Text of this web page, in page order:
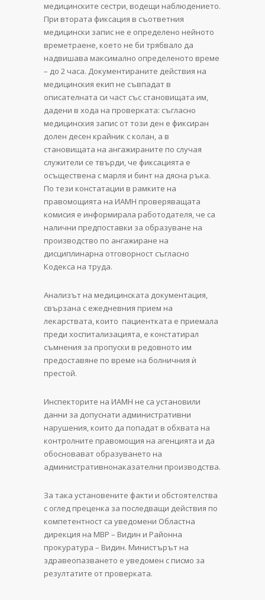
медицинските сестри, водещи наблюдението.
При втората фиксация в съответния
медицински запис не е определeно нейното
времетраене, което не би трябвало да
надвишава максимално определеното време
– до 2 часа. Документираните действия на
медицинския екип не съвпадат в
описателната си част със становищата им,
дадени в хода на проверката: съгласно
медицинския запис от този ден е фиксиран
долен десен крайник с колан, а в
становищата на ангажираните по случая
служители се твърди, че фиксацията е
осъществена с марля и бинт на дясна ръка.
По тези констатации в рамките на
правомощията на ИАМН проверяващата
комисия е информирала работодателя, че са
налични предпоставки за образуване на
производство по ангажиране на
дисциплинарна отговорност съгласно
Кодекса на труда.
Анализът на медицинската документация,
свързана с ежедневния прием на
лекарствата, които пациентката е приемала
преди хоспитализацията, е констатирал
съмнения за пропуски в редовното им
предоставяне по време на болничния ѝ
престой.
Инспекторите на ИАМН не са установили
данни за допуснати административни
нарушения, които да попадат в обхвата на
контролните правомощия на агенцията и да
обосновават образуването на
административнонаказателни производства.
За така установените факти и обстоятелства
с оглед преценка за последващи действия по
компетентност са уведомени Областна
дирекция на МВР – Видин и Районна
прокуратура – Видин. Министърът на
здравеопазването е уведомен с писмо за
резултатите от проверката.